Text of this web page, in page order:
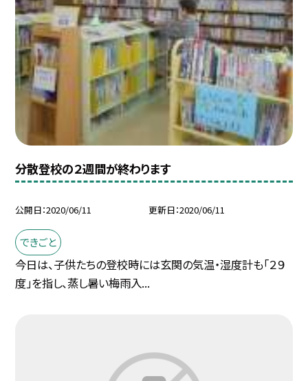
分散登校の２週間が終わります
公開日 2020/06/11 更新日 2020/06/11
できごと
今日は、子供たちの登校時には玄関の気温・湿度計も「２９
度」を指し、蒸し暑い梅雨入...